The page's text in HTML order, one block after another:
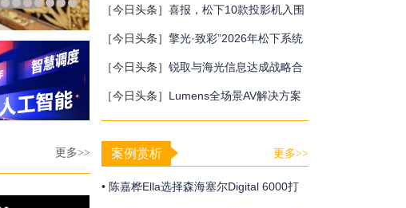
工程投影机新品发布会终站广州站圆满收
官
［今日头条］ 喜报，松下10款投影机入围
重庆党政采购
［今日头条］ 擎光·致彩”2026年松下系统
工程投影机新品发布会上海站隆重召开
［今日头条］ 锐取与海光信息达成战略合
作，共建自主可控的场景数据智能生态
［今日头条］ Lumens全场景AV解决方案
发布会暨全国总代签约仪式
更多>> 案例赏析 更多>>
• 陈嘉桦Ella选择森海塞尔Digital 6000打